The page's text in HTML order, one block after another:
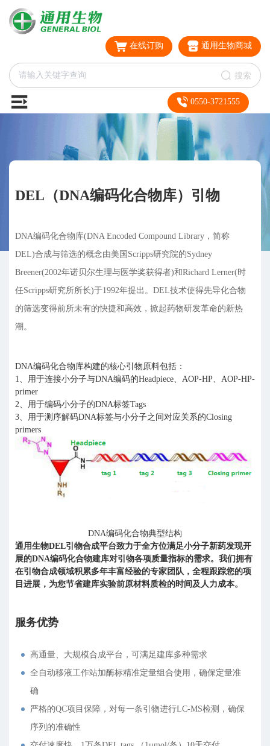
在线订购 通用生物商城
搜索
0550-3721555
DEL（DNA编码化合物库）引物
DNA编码化合物库(DNA Encoded Compound Library，简称
DEL)合成与筛选的概念由美国Scripps研究院的Sydney
Breener(2002年诺贝尔生理与医学奖获得者)和Richard Lerner(时
任Scripps研究所所长)于1992年提出。DEL技术使得先导化合物
的筛选变得前所未有的快捷和高效，掀起药物研发革命的新热
潮。
DNA编码化合物库构建的核心引物原料包括：
1、用于连接小分子与DNA编码的Headpiece、AOP-HP、AOP-HP-
primer
2、用于编码小分子的DNA标签Tags
3、用于测序解码DNA标签与小分子之间对应关系的Closing
primers
DNA编码化合物典型结构
通用生物DEL引物合成平台致力于全方位满足小分子新药发现开
展的DNA编码化合物建库对引物各项质量指标的需求。我们拥有
在引物合成领域积累多年丰富经验的专家团队，全程跟踪您的项
目进展，为您节省建库实验前原材料质检的时间及人力成本。
服务优势
高通量、大规模合成平台，可满足建库多种需求
全自动移液工作站加酶标精准定量组合使用，确保定量准
确
严格的QC项目保障，对每一条引物进行LC-MS检测，确保
序列的准确性